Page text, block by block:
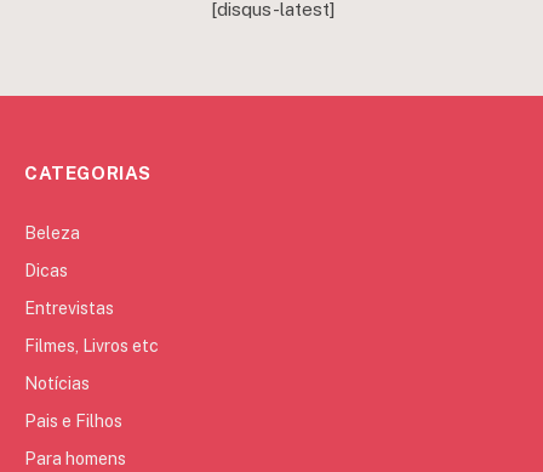
[disqus-latest]
CATEGORIAS
Beleza
Dicas
Entrevistas
Filmes, Livros etc
Notícias
Pais e Filhos
Para homens